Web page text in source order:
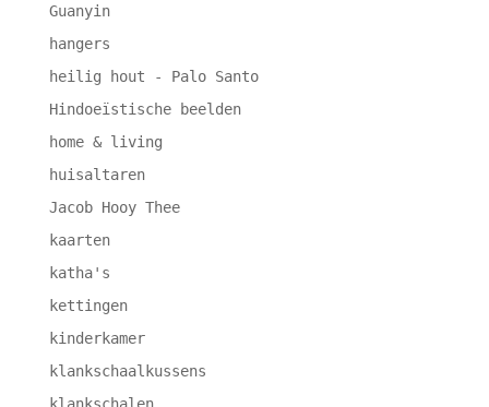
Guanyin
hangers
heilig hout - Palo Santo
Hindoeïstische beelden
home & living
huisaltaren
Jacob Hooy Thee
kaarten
katha's
kettingen
kinderkamer
klankschaalkussens